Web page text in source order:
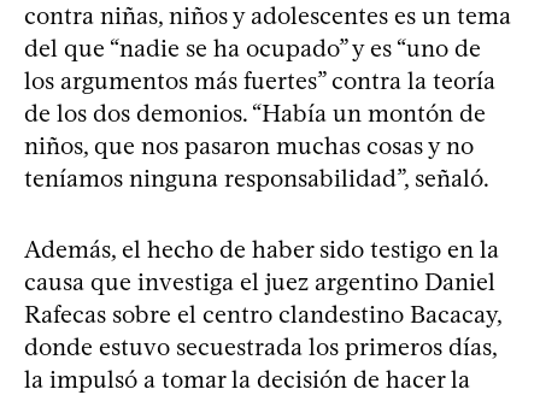
contra niñas, niños y adolescentes es un tema
del que “nadie se ha ocupado” y es “uno de
los argumentos más fuertes” contra la teoría
de los dos demonios. “Había un montón de
niños, que nos pasaron muchas cosas y no
teníamos ninguna responsabilidad”, señaló.
Además, el hecho de haber sido testigo en la
causa que investiga el juez argentino Daniel
Rafecas sobre el centro clandestino Bacacay,
donde estuvo secuestrada los primeros días,
la impulsó a tomar la decisión de hacer la